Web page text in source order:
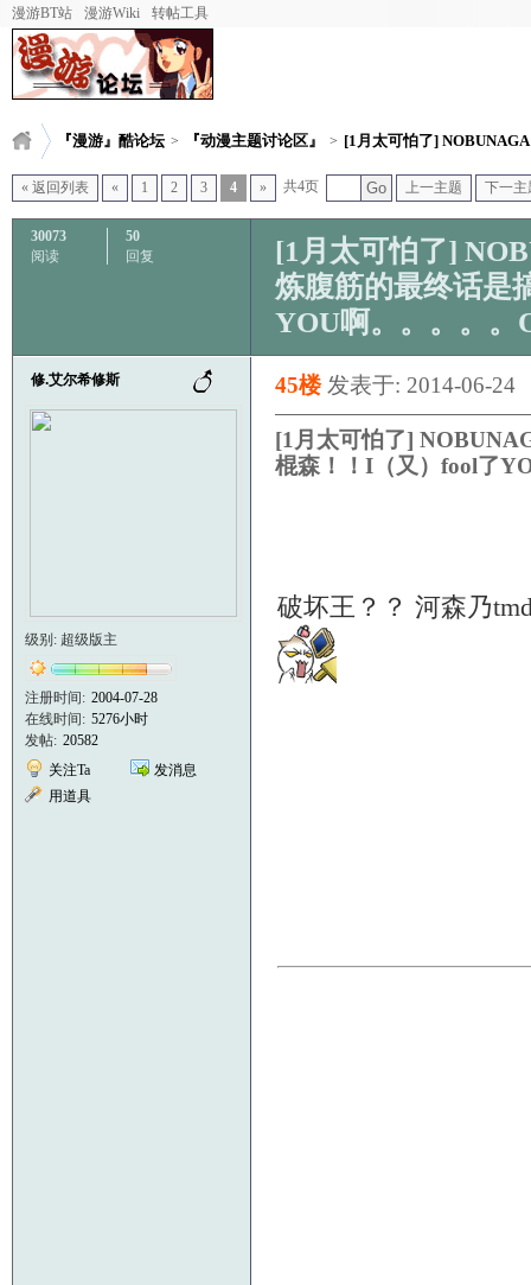
漫游BT站 漫游Wiki 转帖工具
『漫游』酷论坛 > 『动漫主题讨论区』 > [1月太可怕了] NOBUNAGA
« 返回列表 « 1 2 3 4 » 共4页 Go 上一主题 下一主
30073
阅读
50
回复
[1月太可怕了]
炼腹筋的最终话是
YOU啊。。。。。
修.艾尔希修斯
级别: 超级版主
注册时间: 2004-07-28
在线时间: 5276小时
发帖: 20582
关注Ta
发消息
用道具
45楼 发表于: 2014-06-24
[1月太可怕了]
棍森！！I（又）fool了
破坏王？？ 河森乃